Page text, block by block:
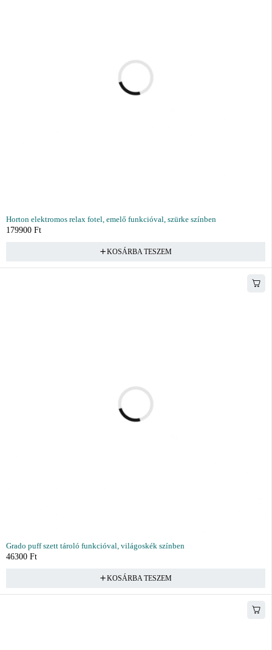
Horton elektromos relax fotel, emelő funkcióval, szürke színben
179900 Ft
KOSÁRBA TESZEM
Grado puff szett tároló funkcióval, világoskék színben
46300 Ft
KOSÁRBA TESZEM